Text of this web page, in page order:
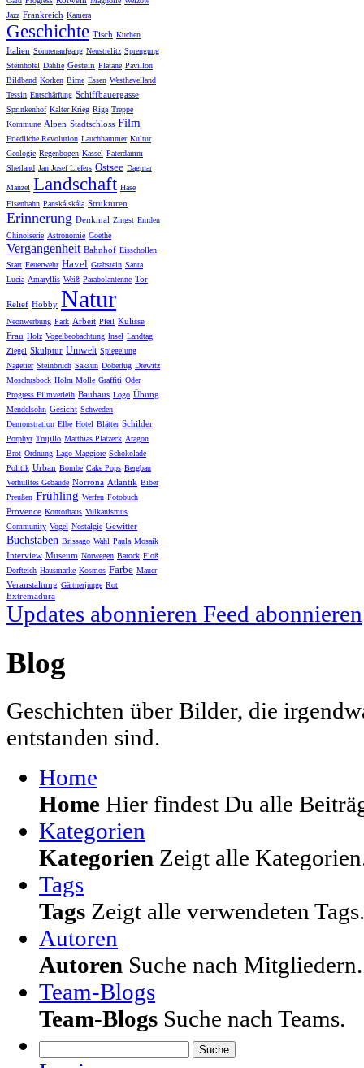
Jazz Frankreich Kamera
Geschichte Tisch Kuchen
Italien Sonnenaufgang Neustrelitz Sprengung
Steinhöfel Dahlie Gestein Platane Pavillon
Bildband Korken Birne Essen Westhavelland
Tessin Entschärfung Schiffbauergasse
Sprinkenhof Kalter Krieg Riga Treppe
Kommune Alpen Stadtschloss Film
Friedliche Revolution Lauchhammer Kultur
Geologie Regenbogen Kassel Paterdamm
Shetland Jan Josef Liefers Ostsee Dagmar
Manzel Landschaft Hase
Eisenbahn Panská skála Strukturen
Erinnerung Denkmal Zingst Emden
Chinoiserie Astronomie Goethe
Vergangenheit Bahnhof Eisschollen
Start Feuerwehr Havel Grabstein Santa
Lucia Amaryllis Weiß Parabolantenne Tor
Relief Hobby Natur
Neonwerbung Park Arbeit Pfeil Kulisse
Frau Holz Vogelbeobachtung Insel Landtag
Ziegel Skulptur Umwelt Spiegelung
Nagetier Steinbruch Saksun Doberlug Drewitz
Moschusbock Holm Molle Graffiti Oder
Progress Filmverleih Bauhaus Logo Übung
Mendelsohn Gesicht Schweden
Demonstration Elbe Hotel Blätter Schilder
Porphyr Trujillo Matthias Platzeck Aragon
Brot Ordnung Lago Maggiore Schokolade
Politik Urban Bombe Cake Pops Bergbau
Verhülltes Gebäude Norröna Atlantik Biber
Preußen Frühling Werfen Fotobuch
Provence Kontorhaus Vulkanismus
Community Vogel Nostalgie Gewitter
Buchstaben Brissago Wahl Paula Mosaik
Interview Museum Norwegen Barock Floß
Dorfteich Hausmarke Kosmos Farbe Mauer
Veranstaltung Gärtnerjunge Rot
Extremadura
Updates abonnieren Feed abonnieren
Blog
Geschichten über Bilder, die
entstanden sind.
Home
Home Hier findest Du alle
Kategorien
Kategorien Zeigt alle
Tags
Tags Zeigt alle verwendeten Tags.
Autoren
Autoren Suche nach Mitgliedern.
Team-Blogs
Team-Blogs Suche nach Teams.
Suche